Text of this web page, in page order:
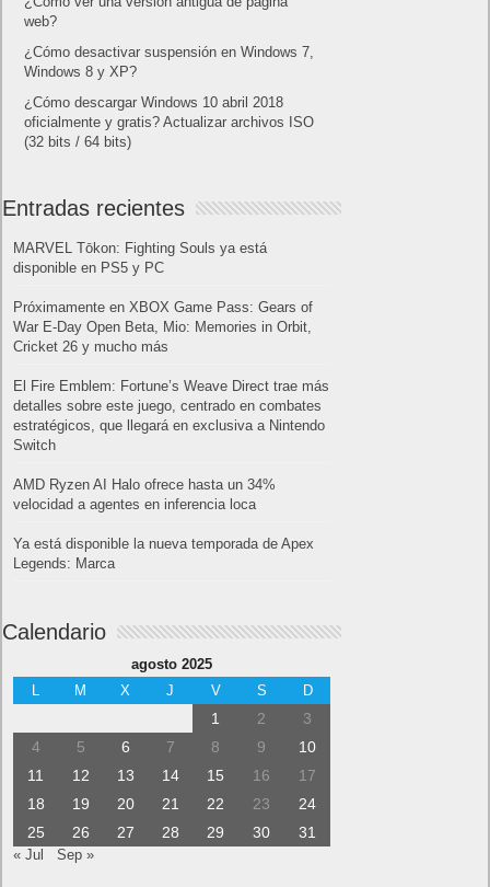
web?
¿Cómo desactivar suspensión en Windows 7,
Windows 8 y XP?
¿Cómo descargar Windows 10 abril 2018
oficialmente y gratis? Actualizar archivos ISO
(32 bits / 64 bits)
Entradas recientes
MARVEL Tōkon: Fighting Souls ya está
disponible en PS5 y PC
Próximamente en XBOX Game Pass: Gears of
War E-Day Open Beta, Mio: Memories in Orbit,
Cricket 26 y mucho más
El Fire Emblem: Fortune’s Weave Direct trae más
detalles sobre este juego, centrado en combates
estratégicos, que llegará en exclusiva a Nintendo
Switch
AMD Ryzen AI Halo ofrece hasta un 34%
velocidad a agentes en inferencia loca
Ya está disponible la nueva temporada de Apex
Legends: Marca
Calendario
agosto 2025
L
M X J V S D
1 2
3
4
5 6 7 8 9
10
11
12 13 14 15 16
17
18
19 20 21 22 23
24
25
26 27 28 29 30 31
« Jul Sep »